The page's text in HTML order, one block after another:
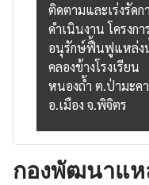
ติดตามและเร่งรัดการ
ดำเนินงาน โครงการ
อนุรักษ์ฟื้นฟูแหล่งน้ำ
คลองข้างโรงเรียน
หนองถ้ำ ต.ป่ามะคาบ
อ.เมือง จ.พิจิตร
กองพัฒนาแห